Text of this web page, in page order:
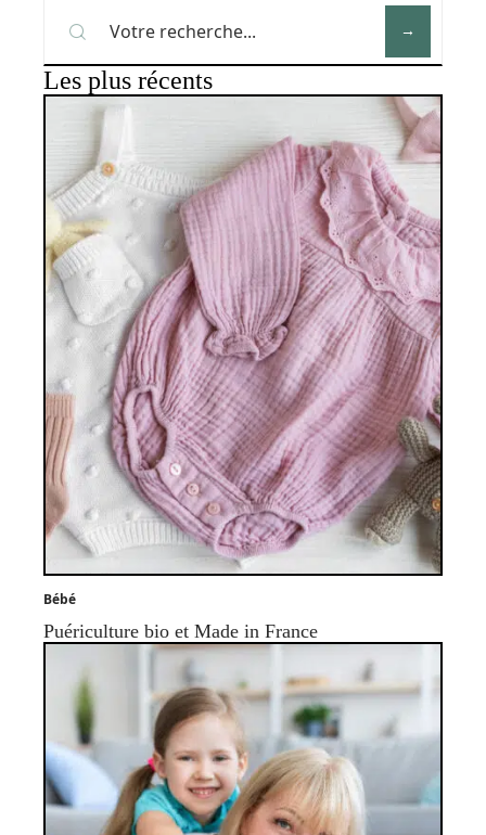
Les plus récents
Bébé
Puériculture bio et Made in France